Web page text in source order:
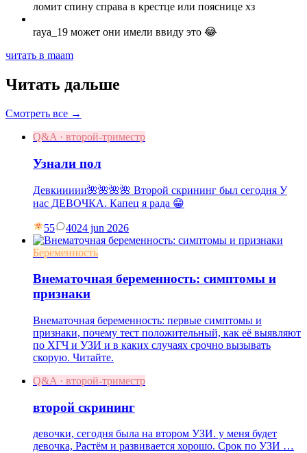
ломит спину справа в крестце или пояснице хз
raya_19 может они имели ввиду это 😂
читать в maam
Читать дальше
Смотреть все →
Q&A · второй-триместр
Узнали пол
Девкиииии🌺🌺🌺🌺 Второй скрининг был сегодня У
нас ДЕВОЧКА. Капец я рада 😁
55 4024 jun 2026
Беременность
Внематочная беременность: симптомы и
признаки
Внематочная беременность: первые симптомы и
признаки, почему тест положительный, как её выявляют
по ХГЧ и УЗИ и в каких случаях срочно вызывать
скорую. Читайте.
Q&A · второй-триместр
второй скрининг
девочки, сегодня была на втором УЗИ. у меня будет
девочка, Растём и развивается хорошо. Срок по УЗИ …